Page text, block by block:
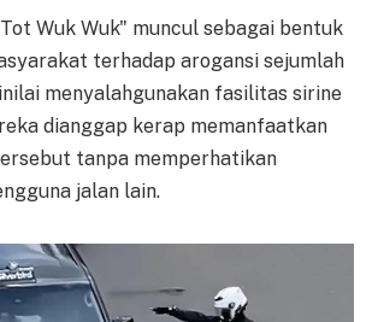
Wuk Wuk" muncul sebagai bentuk
terhadap arogansi sejumlah
menyalahgunakan fasilitas sirine
dianggap kerap memanfaatkan
tanpa memperhatikan
jalan lain.